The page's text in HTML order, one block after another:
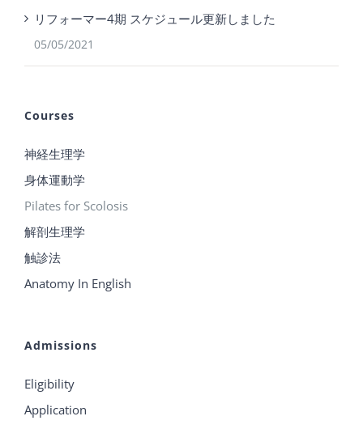
リフォーマー4期 スケジュール更新しました
05/05/2021
Courses
神経生理学
身体運動学
Pilates for Scolosis
解剖生理学
触診法
Anatomy In English
Admissions
Eligibility
Application